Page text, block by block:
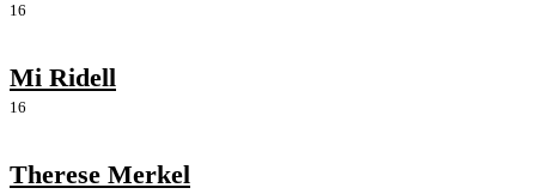
16
Mi Ridell
16
Therese Merkel